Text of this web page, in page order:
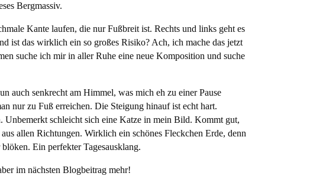
Bergmassiv.
Kante laufen, die nur Fußbreit ist. Rechts und links geht es
ist das wirklich ein so großes Risiko? Ach, ich mache das jetzt
suche ich mir in aller Ruhe eine neue Komposition und suche
auch senkrecht am Himmel, was mich eh zu einer Pause
nur zu Fuß erreichen. Die Steigung hinauf ist echt hart.
Unbemerkt schleicht sich eine Katze in mein Bild. Kommt gut,
allen Richtungen. Wirklich ein schönes Fleckchen Erde, denn
Ein perfekter Tagesausklang.
im nächsten Blogbeitrag mehr!